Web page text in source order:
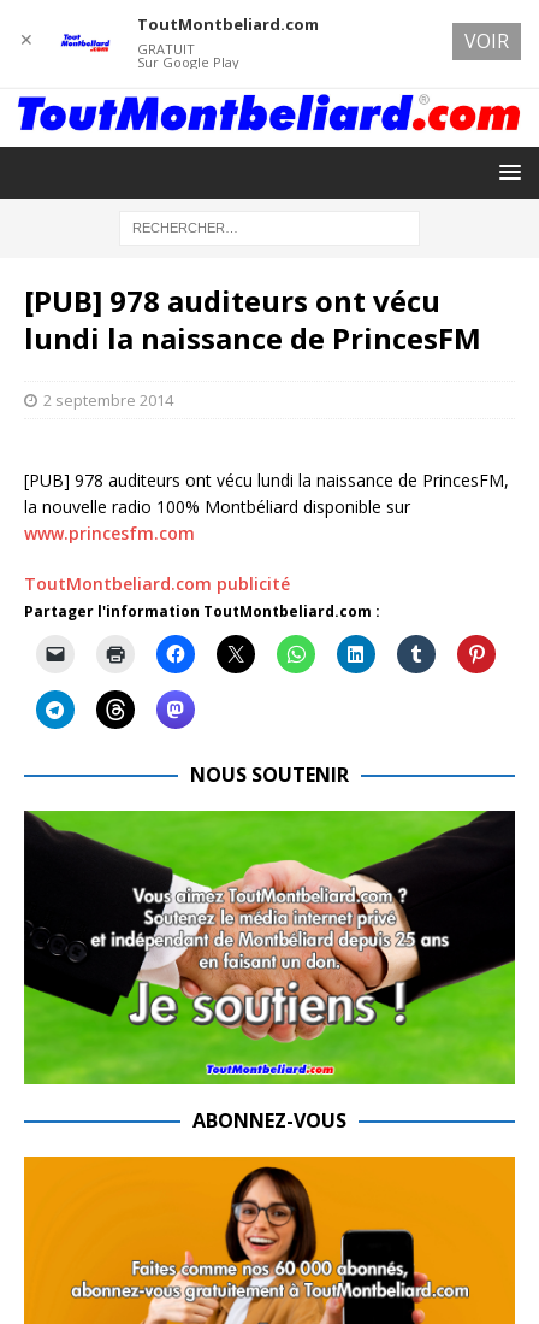
[PUB] 978 auditeurs ont vécu
lundi la naissance de PrincesFM
2 septembre 2014
[PUB] 978 auditeurs ont vécu lundi la naissance de PrincesFM,
la nouvelle radio 100% Montbéliard disponible sur
www.princesfm.com
ToutMontbeliard.com publicité
Partager l'information ToutMontbeliard.com :
NOUS SOUTENIR
ABONNEZ-VOUS
✕
ToutMontbeliard.com
GRATUIT
Sur Google Play
VOIR